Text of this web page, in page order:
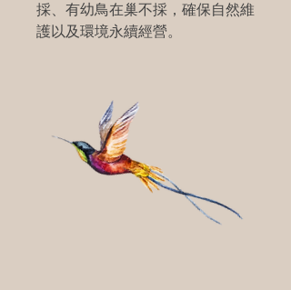
採、有幼鳥在巢不採，確保自然維
護以及環境永續經營。